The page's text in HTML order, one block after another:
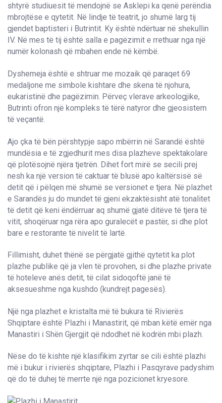
shtyrë studiuesit të mendojnë se Asklepi ka qenë perëndia
mbrojtëse e qytetit. Në lindje të teatrit, jo shumë larg tij
gjendet baptisteri i Butrintit. Ky është ndërtuar në shekullin
IV. Në mes të tij është salla e pagëzimit e rrethuar nga një
numër kolonash që mbahen ende në këmbë.
Dyshemeja është e shtruar me mozaik që paraqet 69
medaljone me simbole kishtare dhe skena të njohura,
eukaristinë dhe pagëzimin. Përveç vlerave arkeologjike,
Butrinti ofron një kompleks të tërë natyror dhe gjeosistem
të veçantë.
Ajo çka të bën përshtypje sapo mbërrin në Sarandë është
mundësia e të zgjedhurit mes disa plazheve spektakolare
që plotësojnë njëra tjetrën. Dihet fort mirë se secili prej
nesh ka një version të caktuar të blusë apo kaltërsisë së
detit që i pëlqen më shumë se versionet e tjera. Në plazhet
e Sarandës ju do mundet të gjeni ekzaktësisht atë tonalitet
të detit që keni ëndërruar aq shumë gjatë ditëve të tjera të
vitit, shoqëruar nga rëra apo guralecët e pastër, si dhe plot
bare e restorante të nivelit të lartë.
Fillimisht, duhet thënë se përgjatë gjithë qytetit ka plot
plazhe publike që ja vlen të provohen, si dhe plazhe private
të hoteleve anës detit, të cilat sidoqoftë janë të
aksesueshme nga kushdo (kundrejt pagesës).
Një nga plazhet e kristalta më të bukura të Rivierës
Shqiptare është Plazhi i Manastirit, që mban këtë emër nga
Manastiri i Shën Gjergjit që ndodhet në kodrën mbi plazh.
Nëse do të kishte një klasifikim zyrtar se cili është plazhi
më i bukur i rivierës shqiptare, Plazhi i Pasqyrave padyshim
që do të duhej të merrte një nga pozicionet kryesore.